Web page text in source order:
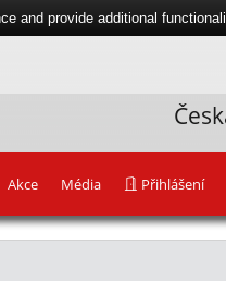
Akce Média Přihlášení
and provide additional